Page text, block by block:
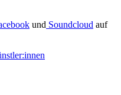
und Soundcloud auf